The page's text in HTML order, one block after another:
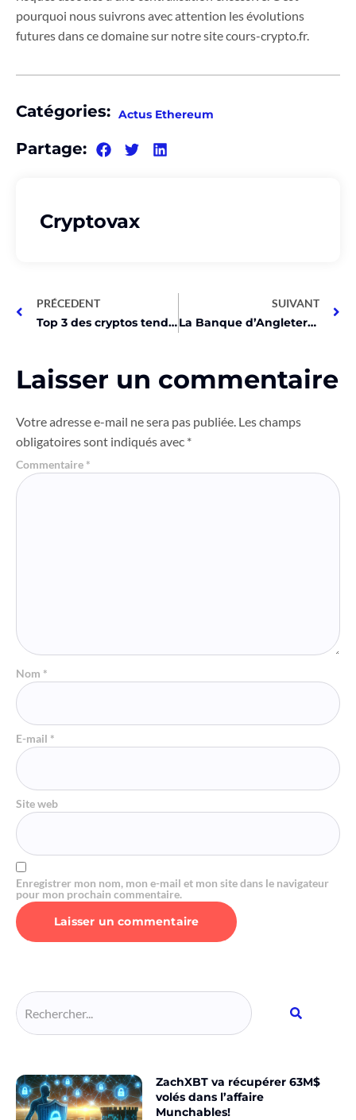
pourquoi nous suivrons avec attention les évolutions
futures dans ce domaine sur notre site cours-crypto.fr.
Catégories: Actus Ethereum
Partage:
Cryptovax
PRÉCEDENT
Top 3 des cryptos tendance: Wormhole, Ethena et Waves!
SUIVANT
La Banque d’Angleterre teste une révolution digitale !
Laisser un commentaire
Votre adresse e-mail ne sera pas publiée. Les champs
obligatoires sont indiqués avec *
Commentaire *
Nom *
E-mail *
Site web
Enregistrer mon nom, mon e-mail et mon site dans le navigateur
pour mon prochain commentaire.
ZachXBT va récupérer 63M$
volés dans l’affaire
Munchables!